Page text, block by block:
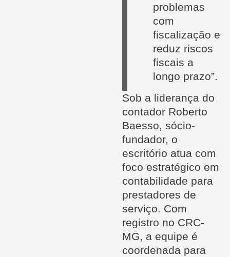
problemas
com
fiscalização e
reduz riscos
fiscais a
longo prazo”.
Sob a liderança do
contador Roberto
Baesso, sócio-
fundador, o
escritório atua com
foco estratégico em
contabilidade para
prestadores de
serviço. Com
registro no CRC-
MG, a equipe é
coordenada para